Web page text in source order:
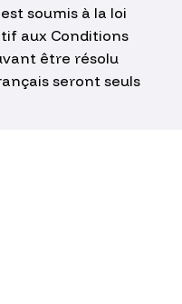
soumis à la loi
aux Conditions
être résolu
seront seuls